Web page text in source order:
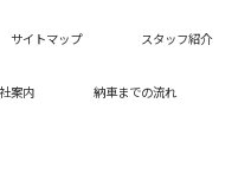
サイトマップ スタッフ紹介
案内 納車までの流れ